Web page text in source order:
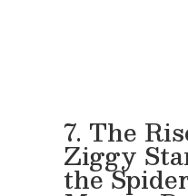
7. The
Ziggy
the